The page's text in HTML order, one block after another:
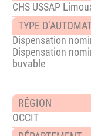
CHS USSAP
Dispensation
Dispensation
buvable
OCCIT